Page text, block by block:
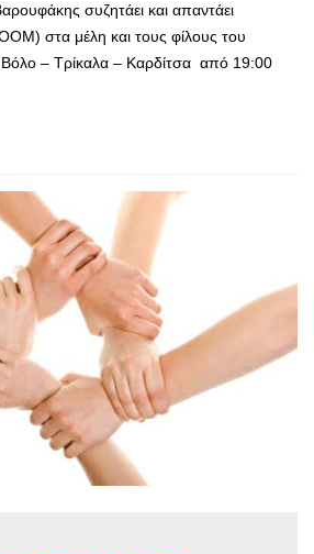
συζητάει και απαντάει
στα μέλη και τους φίλους του
– Τρίκαλα – Καρδίτσα από 19:00